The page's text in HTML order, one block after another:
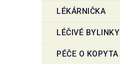
LÉKÁRNIČKA
LÉČIVÉ BYLINKY
PÉČE O KOPYTA